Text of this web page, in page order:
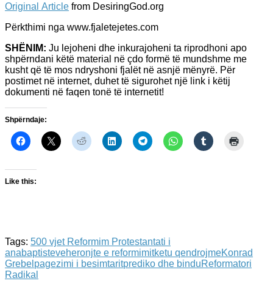
Original Article from DesiringGod.org
Përkthimi nga www.fjaletejetes.com
SHËNIM: Ju lejoheni dhe inkurajoheni ta riprodhoni apo
shpërndani këtë material në çdo formë të mundshme me
kusht që të mos ndryshoni fjalët në asnjë mënyrë. Për
postimet në internet, duhet të sigurohet një link i këtij
dokumenti në faqen tonë të internetit!
Shpërndaje:
Like this:
Tags: 500 vjet Reformim Protestantati i
anabaptisteveheronjte e reformimitketu qendrojmeKonrad
Grebel pagezimi i besimtaritprediko dhe binduReformatori
Radikal